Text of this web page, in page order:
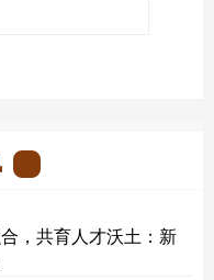
，共育人才沃土：新